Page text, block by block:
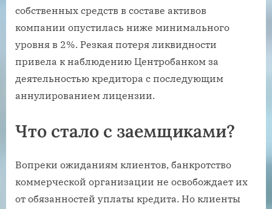
собственных средств в составе активов
компании опустилась ниже минимального
уровня в 2%. Резкая потеря ликвидности
привела к наблюдению Центробанком за
деятельностью кредитора с последующим
аннулированием лицензии.
Что стало с заемщиками?
Вопреки ожиданиям клиентов, банкротство
коммерческой организации не освобождает их
от обязанностей уплаты кредита. Но клиенты